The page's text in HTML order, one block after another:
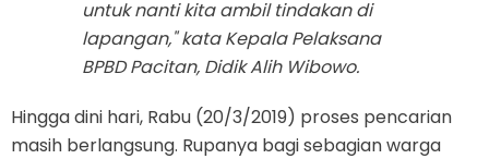
untuk nanti kita ambil tindakan di
lapangan," kata Kepala Pelaksana
BPBD Pacitan, Didik Alih Wibowo.
Hingga dini hari, Rabu (20/3/2019) proses pencarian
masih berlangsung. Rupanya bagi sebagian warga